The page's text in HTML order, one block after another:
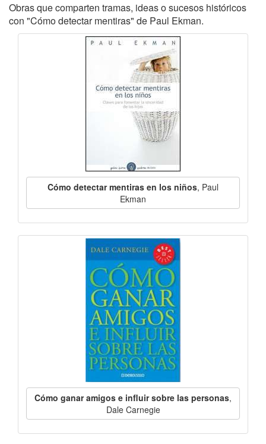
Obras que comparten tramas, ideas o sucesos históricos
con "Cómo detectar mentiras" de Paul Ekman.
Cómo detectar mentiras en los niños, Paul
Ekman
Cómo ganar amigos e influir sobre las personas,
Dale Carnegie